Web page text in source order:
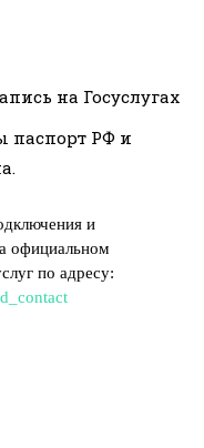
на Госуслугах
паспорт РФ и
и
официальном
по адресу: